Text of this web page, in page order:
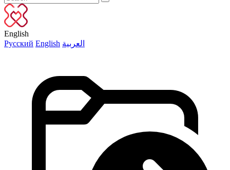
English
Русский English العربية